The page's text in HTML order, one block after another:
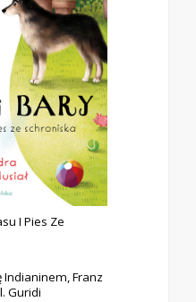
I Pies Ze
Indianinem, Franz
Guridi